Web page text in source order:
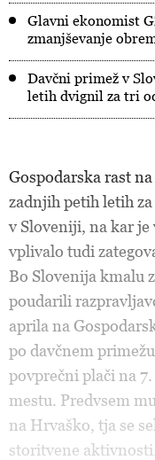
Glavni ekonomist
zmanjševanje
Davčni primež v
letih dvignil za tri
Gospodarska rast
zadnjih petih letih
v Sloveniji, na kar
vplivalo tudi
Bo Slovenija kmalu
poudarili
aprila na
po davčnem
povprečni plači na
mestu. Predvsem
na Hrvaško, tja se
storitvene aktivnosti.